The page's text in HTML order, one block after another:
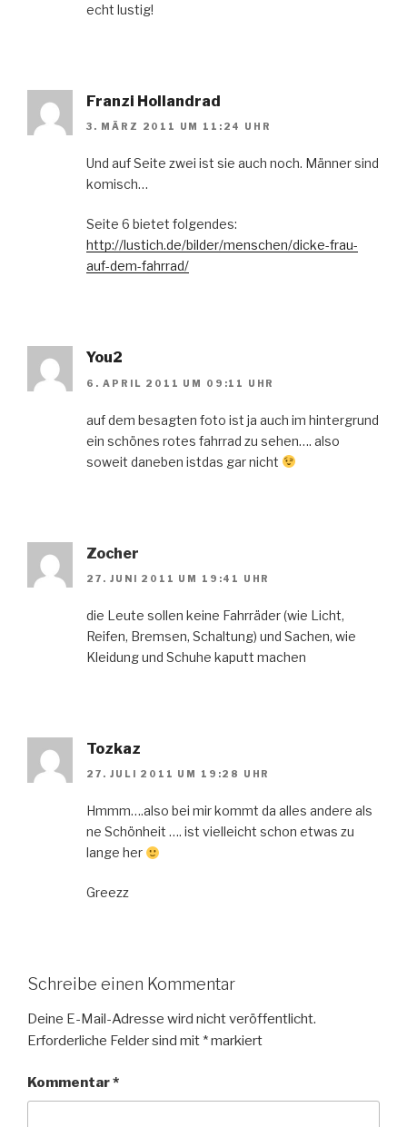
echt lustig!
Franzi Hollandrad
3. MÄRZ 2011 UM 11:24 UHR
Und auf Seite zwei ist sie auch noch. Männer sind
komisch…
Seite 6 bietet folgendes:
http://lustich.de/bilder/menschen/dicke-frau-
auf-dem-fahrrad/
You2
6. APRIL 2011 UM 09:11 UHR
auf dem besagten foto ist ja auch im hintergrund
ein schönes rotes fahrrad zu sehen…. also
soweit daneben istdas gar nicht
Zocher
27. JUNI 2011 UM 19:41 UHR
die Leute sollen keine Fahrräder (wie Licht,
Reifen, Bremsen, Schaltung) und Sachen, wie
Kleidung und Schuhe kaputt machen
Tozkaz
27. JULI 2011 UM 19:28 UHR
Hmmm….also bei mir kommt da alles andere als
ne Schönheit …. ist vielleicht schon etwas zu
lange her
Greezz
Schreibe einen Kommentar
Deine E-Mail-Adresse wird nicht veröffentlicht.
Erforderliche Felder sind mit *markiert
Kommentar*